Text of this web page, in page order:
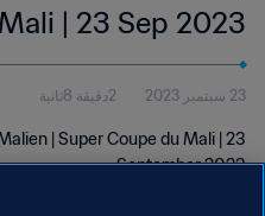
| 23 Sep 2023
23 سبتمبر 2023 2دقيقة 8ثانية
| Super Coupe du Mali | 23
September 2023